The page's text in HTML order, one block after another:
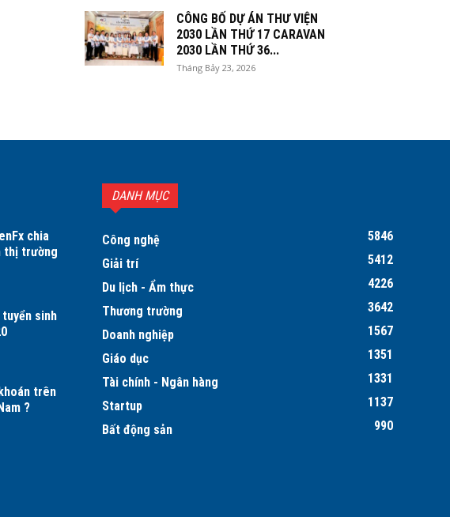
CÔNG BỐ DỰ ÁN THƯ VIỆN
2030 LẦN THỨ 17 CARAVAN
2030 LẦN THỨ 36...
Tháng Bảy 23, 2026
chia
thị trường
sinh
trên
?
DANH MỤC
Công nghệ
5846
Giải trí
5412
Du lịch - Ẩm thực
4226
Thương trường
3642
Doanh nghiệp
1567
Giáo dục
1351
Tài chính - Ngân hàng
1331
Startup
1137
Bất động sản
990